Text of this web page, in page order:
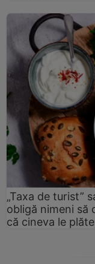
„Taxa de turist”
obligă nimeni să
că cineva le